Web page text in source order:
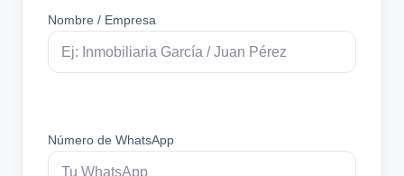
Nombre / Empresa
Número de WhatsApp